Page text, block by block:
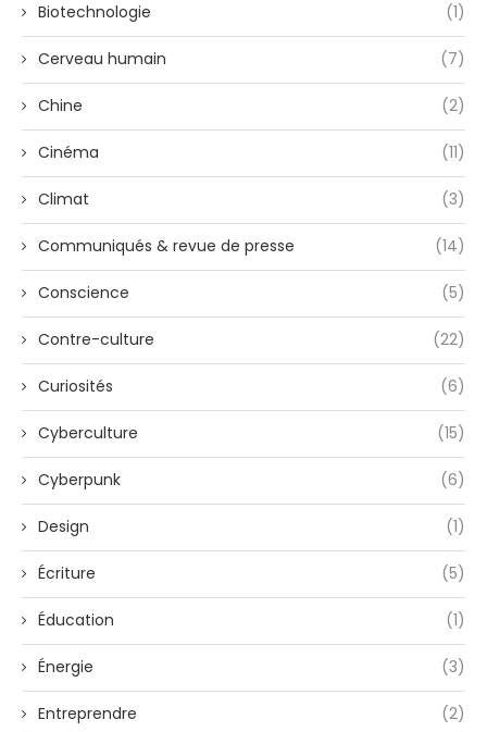
Biotechnologie (1)
Cerveau humain (7)
Chine (2)
Cinéma (11)
Climat (3)
Communiqués & revue de presse (14)
Conscience (5)
Contre-culture (22)
Curiosités (6)
Cyberculture (15)
Cyberpunk (6)
Design (1)
Écriture (5)
Éducation (1)
Énergie (3)
Entreprendre (2)